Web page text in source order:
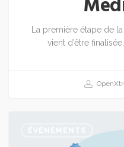
La première étape de
vient d’être